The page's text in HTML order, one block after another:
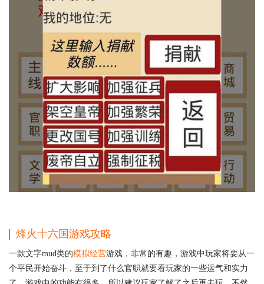
烽火十六国游戏攻略
一款文字mud类的模拟经营游戏，非常的有趣，游戏中玩家将要从一
个平民开始奋斗，至于到了什么官职就要看玩家的一些运气和实力